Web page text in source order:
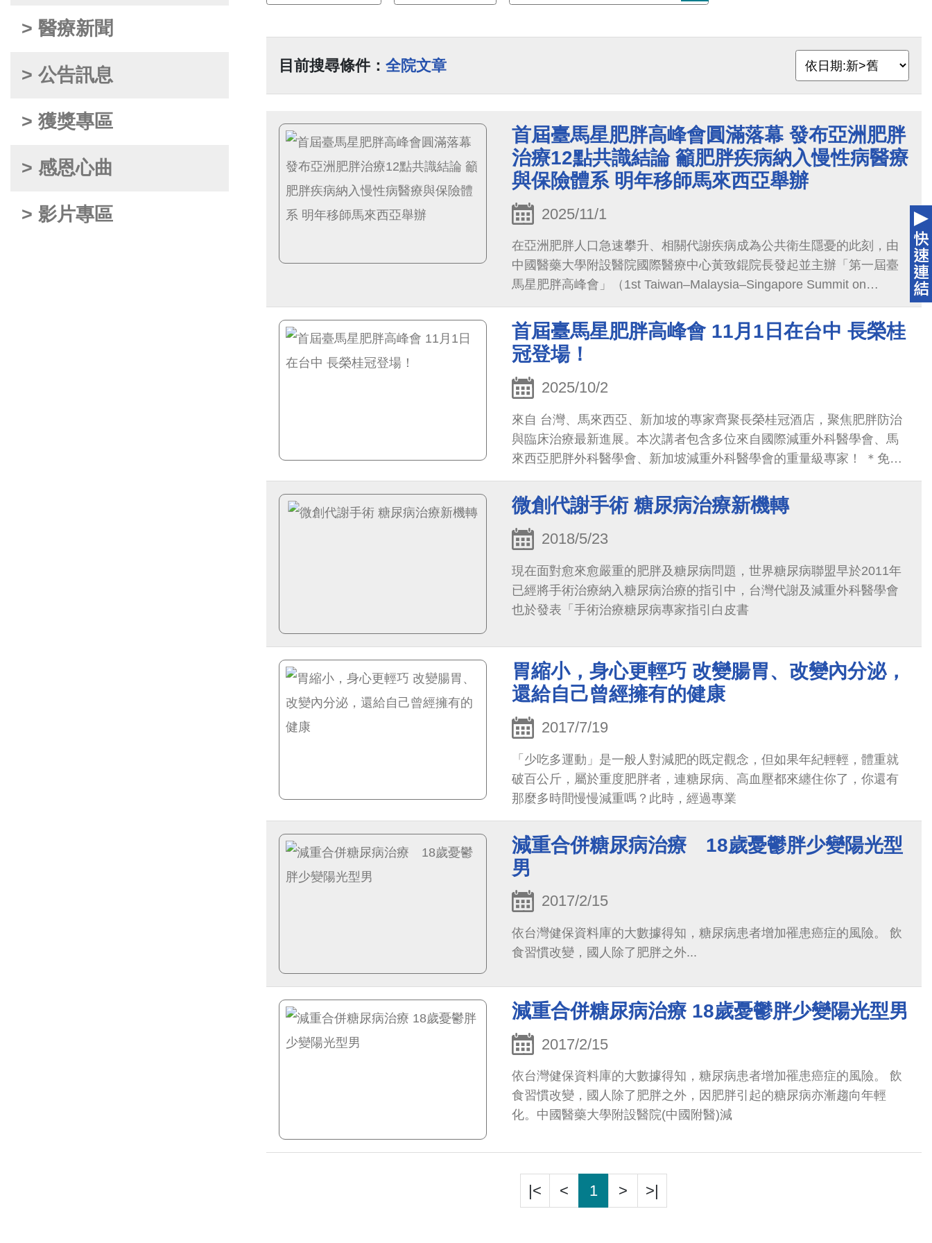
> 醫療新聞
> 公告訊息
> 獲獎專區
> 感恩心曲
> 影片專區
目前搜尋條件： 全院文章
首屆臺馬星肥胖高峰會圓滿落幕 發布亞洲肥胖
治療12點共識結論 籲肥胖疾病納入慢性病醫療
與保險體系 明年移師馬來西亞舉辦
2025/11/1
在亞洲肥胖人口急速攀升、相關代謝疾病成為公共衛生隱憂的此刻，由
中國醫藥大學附設醫院國際醫療中心黃致錕院長發起並主辦「第一屆臺
馬星肥胖高峰會」（1st Taiwan–Malaysia–Singapore Summit on
Obesity, TMS-SO）日前在臺中盛大登場，吸引來自臺灣、馬來西亞與新
加坡三國的肥胖與代謝內外科醫學會理事長與醫師專家，聚焦亞洲肥胖
防治現況、臨床挑戰，配合衛福部新南向計畫下，更推進臺馬星三國國
際合作契機，開啟跨國醫療合作新篇章。
首屆臺馬星肥胖高峰會 11月1日在台中 長榮桂
冠登場！
2025/10/2
來自 台灣、馬來西亞、新加坡的專家齊聚長榮桂冠酒店，聚焦肥胖防治
與臨床治療最新進展。本次講者包含多位來自國際減重外科醫學會、馬
來西亞肥胖外科醫學會、新加坡減重外科醫學會的重量級專家！ ＊免費
報名
微創代謝手術 糖尿病治療新機轉
2018/5/23
現在面對愈來愈嚴重的肥胖及糖尿病問題，世界糖尿病聯盟早於2011年
已經將手術治療納入糖尿病治療的指引中，台灣代謝及減重外科醫學會
也於發表「手術治療糖尿病專家指引白皮書
胃縮小，身心更輕巧 改變腸胃、改變內分泌，
還給自己曾經擁有的健康
2017/7/19
「少吃多運動」是一般人對減肥的既定觀念，但如果年紀輕輕，體重就
破百公斤，屬於重度肥胖者，連糖尿病、高血壓都來纏住你了，你還有
那麼多時間慢慢減重嗎？此時，經過專業
減重合併糖尿病治療 18歲憂鬱胖少變陽光型
男
2017/2/15
依台灣健保資料庫的大數據得知，糖尿病患者增加罹患癌症的風險。 飲
食習慣改變，國人除了肥胖之外...
減重合併糖尿病治療 18歲憂鬱胖少變陽光型男
2017/2/15
依台灣健保資料庫的大數據得知，糖尿病患者增加罹患癌症的風險。 飲
食習慣改變，國人除了肥胖之外，因肥胖引起的糖尿病亦漸趨向年輕
化。中國醫藥大學附設醫院(中國附醫)減
|< < 1 > >|